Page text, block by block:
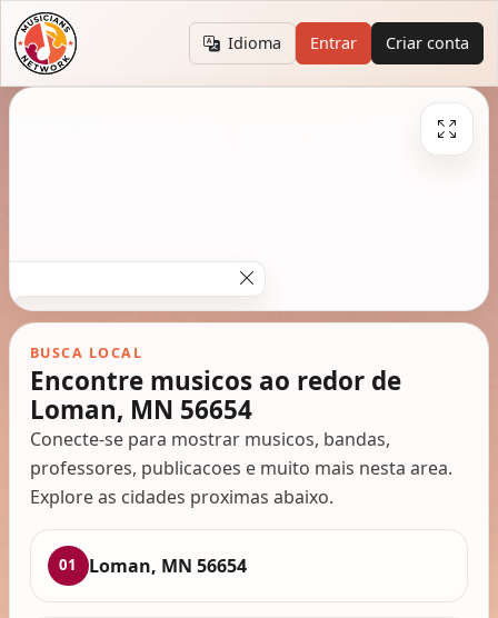
Idioma Entrar Criar conta
BUSCA LOCAL
Encontre musicos ao redor de
Loman, MN 56654
Conecte-se para mostrar musicos, bandas,
professores, publicacoes e muito mais nesta area.
Explore as cidades proximas abaixo.
01 Loman, MN 56654